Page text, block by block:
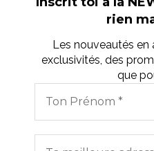
rien
Les nouveautés en
exclusivités, des
que